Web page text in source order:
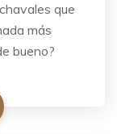
que
más
bueno?